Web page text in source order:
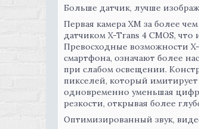
Больше датчик, лучше
Первая камера XM за более
датчиком X-Trans 4 CMOS, что
Превосходные возможности
смартфона, означают более
при слабом освещении.
пикселей, который
одновременно уменьшая
резкости, открывая более
Оптимизированный звук,